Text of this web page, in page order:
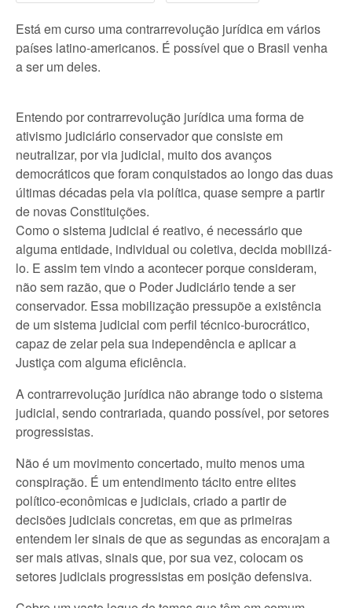
Está em curso uma contrarrevolução jurídica em vários
países latino-americanos. É possível que o Brasil venha
a ser um deles.
Entendo por contrarrevolução jurídica uma forma de
ativismo judiciário conservador que consiste em
neutralizar, por via judicial, muito dos avanços
democráticos que foram conquistados ao longo das duas
últimas décadas pela via política, quase sempre a partir
de novas Constituições.
Como o sistema judicial é reativo, é necessário que
alguma entidade, individual ou coletiva, decida mobilizá-
lo. E assim tem vindo a acontecer porque consideram,
não sem razão, que o Poder Judiciário tende a ser
conservador. Essa mobilização pressupõe a existência
de um sistema judicial com perfil técnico-burocrático,
capaz de zelar pela sua independência e aplicar a
Justiça com alguma eficiência.
A contrarrevolução jurídica não abrange todo o sistema
judicial, sendo contrariada, quando possível, por setores
progressistas.
Não é um movimento concertado, muito menos uma
conspiração. É um entendimento tácito entre elites
político-econômicas e judiciais, criado a partir de
decisões judiciais concretas, em que as primeiras
entendem ler sinais de que as segundas as encorajam a
ser mais ativas, sinais que, por sua vez, colocam os
setores judiciais progressistas em posição defensiva.